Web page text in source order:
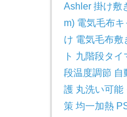
Ashler 掛け敷
m) 電気毛布
け 電気毛布敷
ト 九階段タ
段温度調節 自
護 丸洗い可能
策 均一加熱